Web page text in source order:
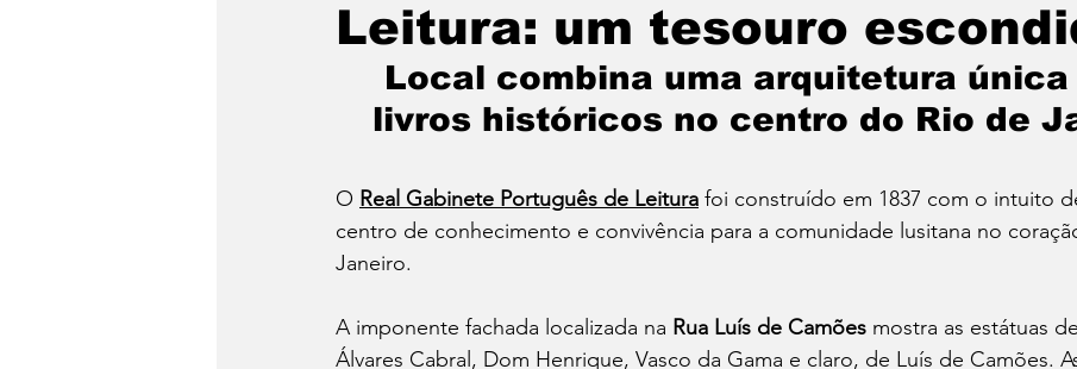
Leitura: um tesouro
Local combina uma arquitetura única
livros históricos no centro do Rio de
O Real Gabinete Português de Leitura foi construído em 1837 com o intuito
centro de conhecimento e convivência para a comunidade lusitana no
Janeiro.
A imponente fachada localizada na Rua Luís de Camões mostra as estátuas
Álvares Cabral, Dom Henrique, Vasco da Gama e claro, de Luís de Camões.